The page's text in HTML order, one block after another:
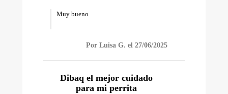
Muy bueno
Por Luisa G. el 27/06/2025
Dibaq el mejor cuidado
para mi perrita